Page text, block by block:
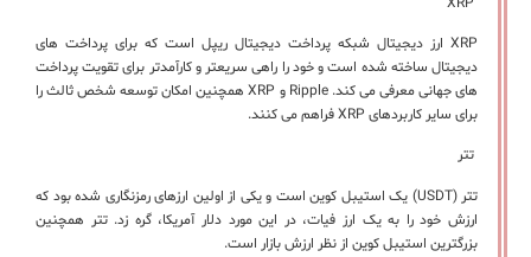
XRP ارز دیجیتال شبکه پرداخت دیجیتال ریپل است که برای پرداخت های
دیجیتال ساخته شده است و خود را راهی سریعتر و کارآمدتر برای تقویت پرداخت
های جهانی معرفی می کند. Ripple و XRP همچنین امکان توسعه شخص ثالث را
برای سایر کاربردهای XRP فراهم می کنند.
تتر
تتر (USDT) یک استیبل کوین است و یکی از اولین ارزهای رمزنگاری شده بود که
ارزش خود را به یک ارز فیات، در این مورد دلار آمریکا، گره زد. تتر همچنین
بزرگترین استیبل کوین از نظر ارزش بازار است.